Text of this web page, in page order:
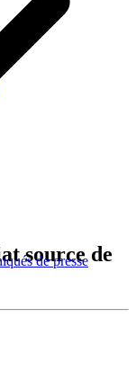
de presse
source de